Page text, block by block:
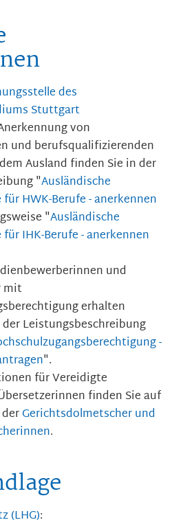
des
Stuttgart
von
und berufsqualifizierenden
Ausland finden Sie in der
"Ausländische
für HWK-Berufe - anerkennen
"Ausländische
IHK-Berufe - anerkennen
und
mit
erhalten
Leistungsbeschreibung
-
".
für Vereidigte
finden Sie auf
Gerichtsdolmetscher und
.
(LHG):